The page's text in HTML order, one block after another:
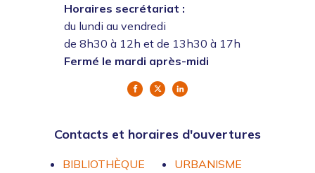
Horaires secrétariat :
du lundi au vendredi
de 8h30 à 12h et de 13h30 à 17h
Fermé le mardi après-midi
Contacts et horaires d'ouvertures
BIBLIOTHÈQUE
URBANISME